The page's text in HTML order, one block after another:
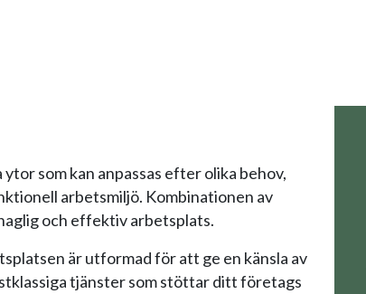
som kan anpassas efter olika behov,
arbetsmiljö. Kombinationen av
och effektiv arbetsplats.
är utformad för att ge en känsla av
tjänster som stöttar ditt företags